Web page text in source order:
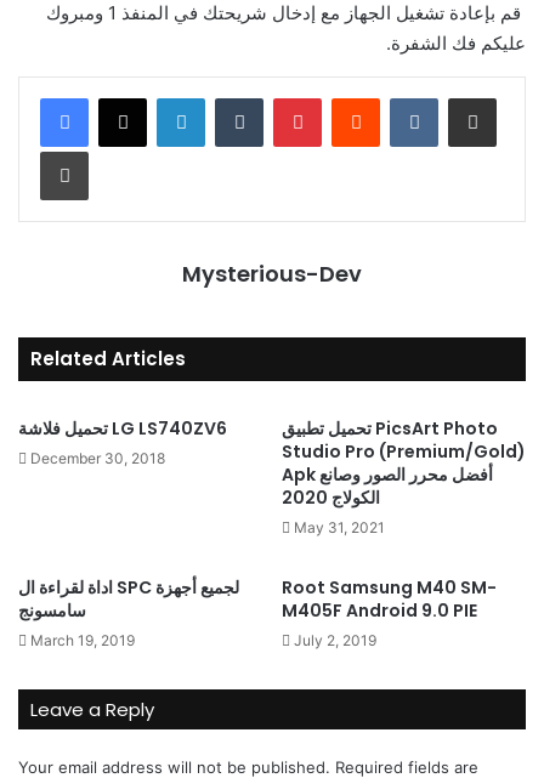
قم بإعادة تشغيل الجهاز مع إدخال شريحتك في المنفذ 1 ومبروك
عليكم فك الشفرة.
Mysterious-Dev
Related Articles
تحميل فلاشة LG LS740ZV6
December 30, 2018
تحميل تطبيق PicsArt Photo
Studio Pro (Premium/Gold)
Apk أفضل محرر الصور وصانع
الكولاج 2020
May 31, 2021
اداة لقراءة ال SPC لجميع أجهزة
سامسونج
March 19, 2019
Root Samsung M40 SM-
M405F Android 9.0 PIE
July 2, 2019
Leave a Reply
Your email address will not be published. Required fields are